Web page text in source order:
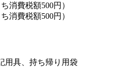
消費税額500円）
消費税額500円）
用具、持ち帰り用袋